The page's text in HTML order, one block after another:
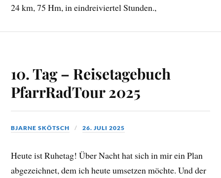
24 km, 75 Hm, in eindreiviertel Stunden.,
10. Tag – Reisetagebuch
PfarrRadTour 2025
BJARNE SKÖTSCH 26. JULI 2025
Heute ist Ruhetag! Über Nacht hat sich in mir ein Plan
abgezeichnet, dem ich heute umsetzen möchte. Und der